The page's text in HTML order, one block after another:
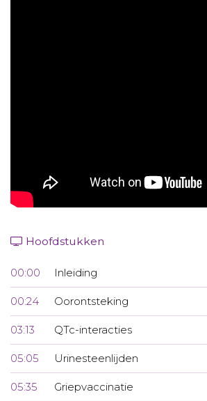
Hoofdstukken
00:00 Inleiding
00:24 Oorontsteking
03:13 QTc-interacties
05:05 Urinesteenlijden
05:35 Griepvaccinatie